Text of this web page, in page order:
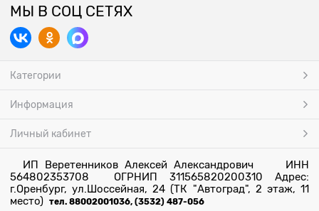
МЫ В СОЦ СЕТЯХ
Категории
Информация
Личный кабинет
ИП Веретенников Алексей Александрович ИНН
564802353708 ОГРНИП 311565820200310 Адрес:
г.Оренбург, ул.Шоссейная, 24 (ТК "Автоград", 2 этаж, 11
место) тел. 88002001036, (3532) 487-056